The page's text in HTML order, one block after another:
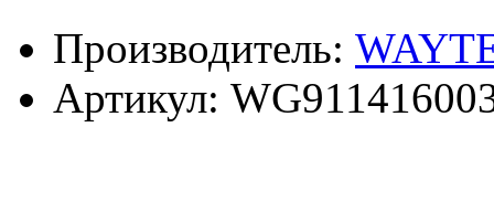
Производитель:
Артикул: